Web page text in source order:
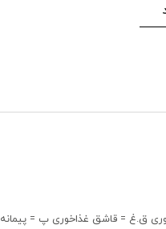
ق.غ = قاشق غذاخوری پ = پیمانه